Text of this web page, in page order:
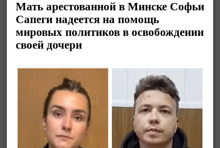
Мать арестованной в Минске Софьи
Сапеги надеется на помощь
мировых политиков в освобождении
своей дочери